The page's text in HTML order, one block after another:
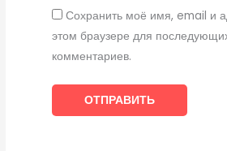
Сохранить моё имя, email и
этом браузере для
комментариев.